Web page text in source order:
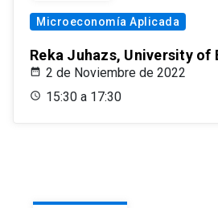
Microeconomía Aplicada
Reka Juhazs, University of
2 de Noviembre de 2022
15:30 a 17:30